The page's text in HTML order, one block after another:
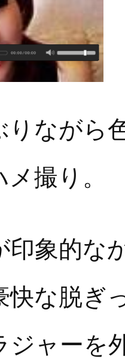
りながら
撮り。
印象的な
快な脱ぎ
ジャーを